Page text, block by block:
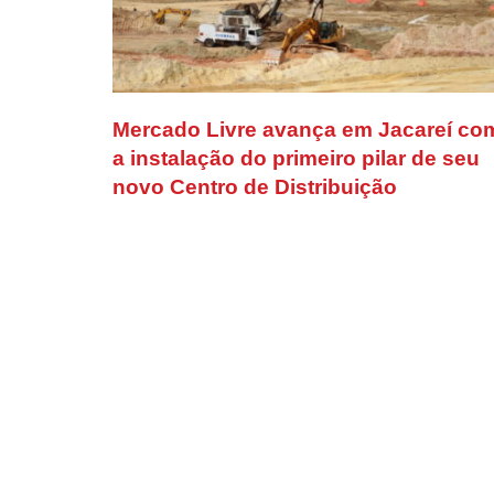
Mercado Livre avança em Jacareí
a instalação do primeiro pilar de seu
novo Centro de Distribuição